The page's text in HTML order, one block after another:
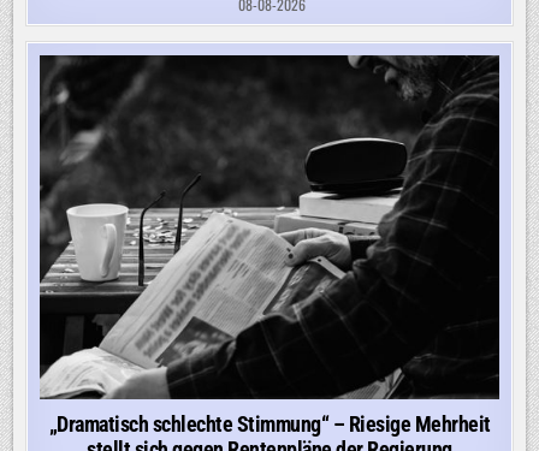
08-08-2026
„Dramatisch schlechte Stimmung“ – Riesige Mehrheit